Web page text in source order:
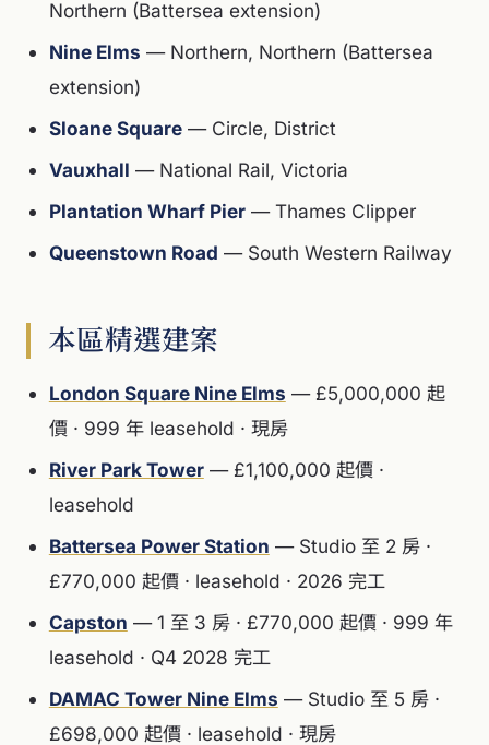
Northern (Battersea extension)
Nine Elms — Northern, Northern (Battersea
extension)
Sloane Square— Circle, District
Vauxhall — National Rail, Victoria
Plantation Wharf Pier— Thames Clipper
Queenstown Road — South Western Railway
本區精選建案
London Square Nine Elms — £5,000,000 起
價 · 999 年 leasehold · 現房
River Park Tower— £1,100,000 起價 ·
leasehold
Battersea Power Station — Studio 至 2 房 ·
£770,000 起價 · leasehold · 2026 完工
Capston — 1 至 3 房 · £770,000 起價 · 999 年
leasehold · Q4 2028 完工
DAMAC Tower Nine Elms — Studio 至 5 房 ·
£698,000 起價 · leasehold · 現房